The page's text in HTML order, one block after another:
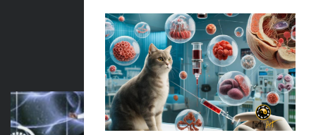
Tel : 0216 386 77 52
AYLIK BÜLTEN